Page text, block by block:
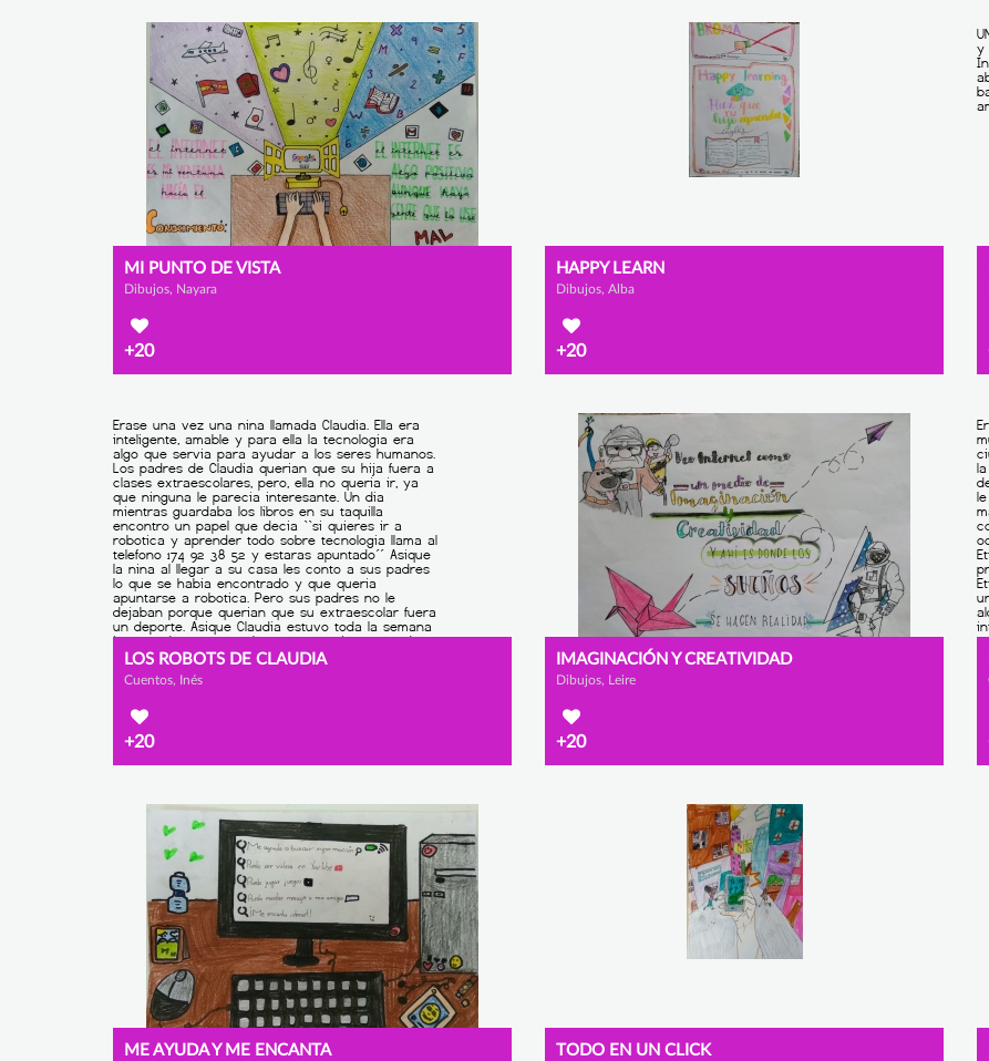
MI PUNTO DE VISTA
Dibujos, Nayara
+20
HAPPY LEARN
Dibujos, Alba
+20
LOS ROBOTS DE CLAUDIA
Cuentos, Inés
+20
IMAGINACIÓN Y CREATIVIDAD
Dibujos, Leire
+20
ME AYUDA Y ME ENCANTA TODO EN UN CLICK